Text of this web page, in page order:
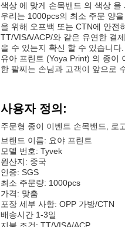
색상 에 맞게 손목밴드 의 색상
우리는 1000pcs의 최소 주문 양
을 위해 오프백 또는 CTN에 안전
TT/VISA/ACP/와 같은 유연한 결
을 수 있는지 확신 할 수 있습니다.
유아 프린트 (Yoya Print) 의 종이
한 팔찌는 손님과 고객이 앞으로
사용자 정의:
주문형 종이 이벤트 손목밴드, 로
브랜드 이름: 요야 프린트
모델 번호: Tyvek
원산지: 중국
인증: SGS
최소 주문량: 1000pcs
가격: 맞춤
포장 세부 사항: OPP 가방/CTN
배송시간 1-3일